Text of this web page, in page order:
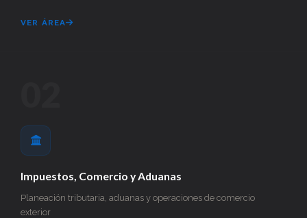
VER ÁREA
Impuestos, Comercio y Aduanas
Planeación tributaria, aduanas y operaciones de comercio
exterior